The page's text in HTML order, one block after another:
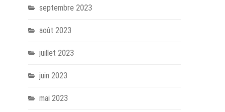
septembre 2023
août 2023
juillet 2023
juin 2023
mai 2023